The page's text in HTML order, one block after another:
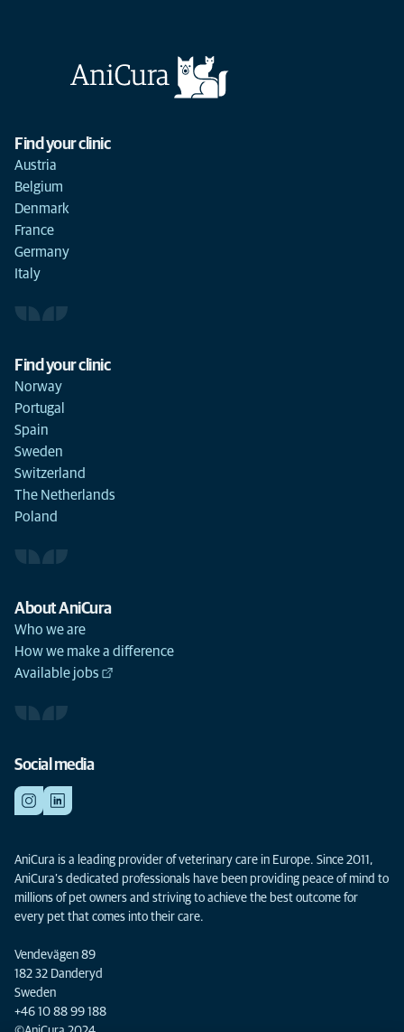
Find your clinic
Austria
Belgium
Denmark
France
Germany
Italy
Find your clinic
Norway
Portugal
Spain
Sweden
Switzerland
The Netherlands
Poland
About AniCura
Who we are
How we make a difference
Available jobs
Social media
AniCura is a leading provider of veterinary care in Europe. Since 2011,
AniCura’s dedicated professionals have been providing peace of mind to
millions of pet owners and striving to achieve the best outcome for
every pet that comes into their care.
Vendevägen 89
182 32 Danderyd
Sweden
+46 10 88 99 188